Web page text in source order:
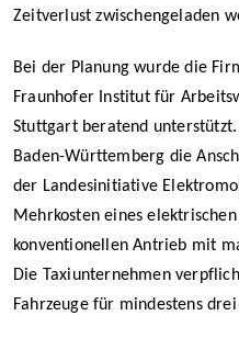
Zeitverlust zwischengeladen
Bei der Planung wurde die
Fraunhofer Institut für
Stuttgart beratend
Baden-Württemberg die
der Landesinitiative
Mehrkosten eines
konventionellen Antrieb mit
Die Taxiunternehmen
Fahrzeuge für mindestens